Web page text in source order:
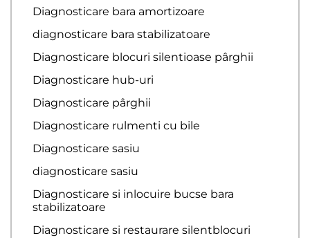
Diagnosticare bara amortizoare
diagnosticare bara stabilizatoare
Diagnosticare blocuri silentioase pârghii
Diagnosticare hub-uri
Diagnosticare pârghii
Diagnosticare rulmenti cu bile
Diagnosticare sasiu
diagnosticare sasiu
Diagnosticare si inlocuire bucse bara
stabilizatoare
Diagnosticare si restaurare silentblocuri